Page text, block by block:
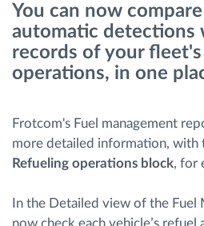
Qasja e kontrollit
Menaxhimi i karburantit
Planifikimi dhe monitorimi
Identifikim automatik i
Zbuloni të gjitha tiparet
You can now
automatic detections
records of your
operations, in one
Frotcom's Fuel management
more detailed information, with
Refueling operations block, for
In the Detailed view of the Fuel
now check each vehicle’s refuel